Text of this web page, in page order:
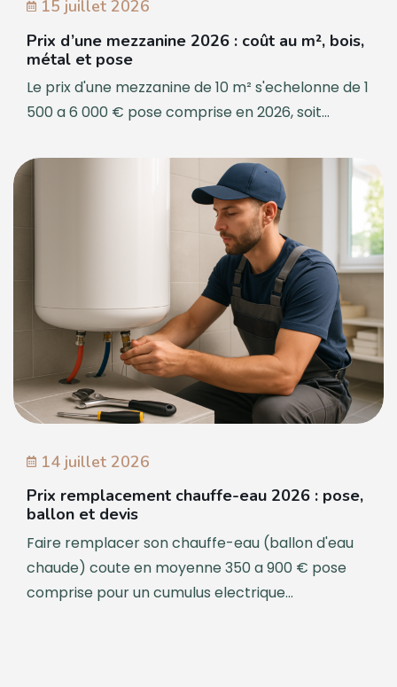
15 juillet 2026
Prix d’une mezzanine 2026 : coût au m², bois,
métal et pose
Le prix d'une mezzanine de 10 m² s'echelonne de 1
500 a 6 000 € pose comprise en 2026, soit...
14 juillet 2026
Prix remplacement chauffe-eau 2026 : pose,
ballon et devis
Faire remplacer son chauffe-eau (ballon d'eau
chaude) coute en moyenne 350 a 900 € pose
comprise pour un cumulus electrique...